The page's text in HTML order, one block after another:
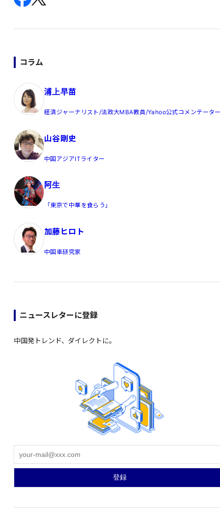
コラム
浦上早苗
経済ジャーナリスト/法政大MBA教員/Yahoo公式コメンテータ
山谷剛史
中国アジアITライター
阿生
「東京で中華を食らう」
加藤ヒロト
中国車研究家
ニュースレターに登録
中国発トレンド、ダイレクトに。